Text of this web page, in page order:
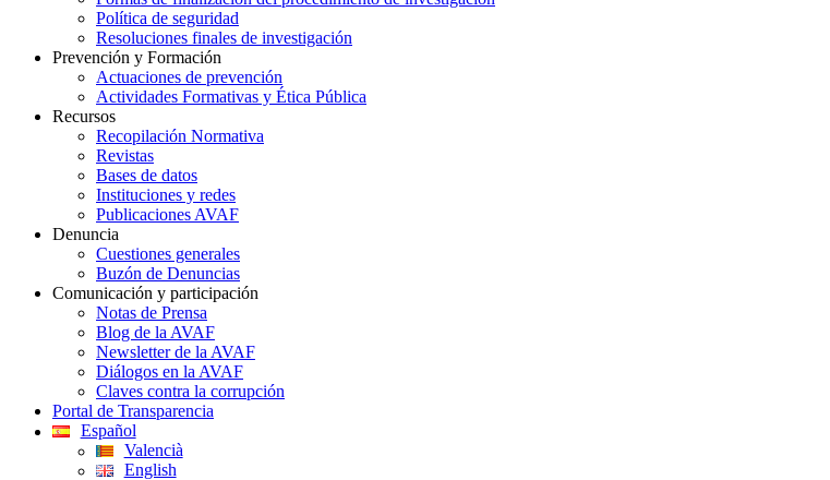
Política de seguridad
Resoluciones finales de investigación
Prevención y Formación
Actuaciones de prevención
Actividades Formativas y Ética Pública
Recursos
Recopilación Normativa
Revistas
Bases de datos
Instituciones y redes
Publicaciones AVAF
Denuncia
Cuestiones generales
Buzón de Denuncias
Comunicación y participación
Notas de Prensa
Blog de la AVAF
Newsletter de la AVAF
Diálogos en la AVAF
Claves contra la corrupción
Portal de Transparencia
Español
Valencià
English